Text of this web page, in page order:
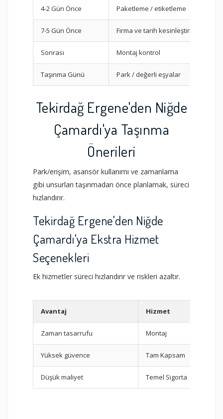
4-2 Gün Önce Paketleme / etiketleme
7-5 Gün Önce Firma ve tarih kesinleştirme
Sonrası Montaj kontrol
Taşınma Günü Park / değerli eşyalar
Tekirdağ Ergene'den Niğde
Çamardı'ya Taşınma
Önerileri
Park/erişim, asansör kullanımı ve zamanlama
gibi unsurları taşınmadan önce planlamak, süreci
hızlandırır.
Tekirdağ Ergene'den Niğde
Çamardı'ya Ekstra Hizmet
Seçenekleri
Ek hizmetler süreci hızlandırır ve riskleri azaltır.
Avantaj Hizmet
Zaman tasarrufu Montaj
Yüksek güvence Tam Kapsam
Düşük maliyet Temel Sigorta